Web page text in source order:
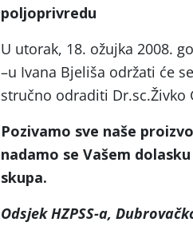
poljoprivredu
U utorak, 18. ožujka 2008.
–u Ivana Bjeliša održati će
stručno odraditi Dr.sc.Živko
Pozivamo sve naše
nadamo se Vašem
skupa.
Odsjek HZPSS-a,